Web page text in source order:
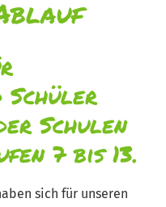
Schüler
Schulen
7 bis 13.
sich für unseren